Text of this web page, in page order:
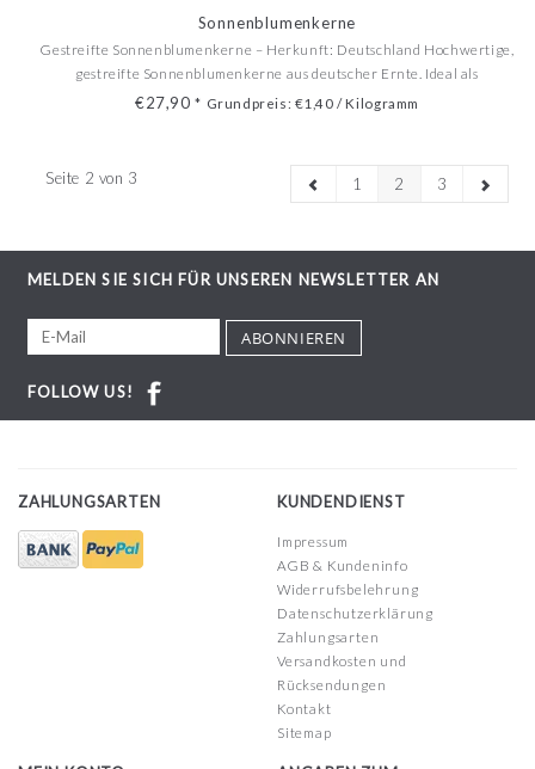
Sonnenblumenkerne
Gestreifte Sonnenblumenkerne – Herkunft: Deutschland Hochwertige,
gestreifte Sonnenblumenkerne aus deutscher Ernte. Ideal als
Einzelfuttermittel für Vögel, Nager oder zur Weiterverarbeitung.
€27,90* Grundpreis: €1,40 / Kilogramm
Seite 2 von 3 1 2 3
MELDEN SIE SICH FÜR UNSEREN NEWSLETTER AN
ABONNIEREN
FOLLOW US!
ZAHLUNGSARTEN KUNDENDIENST
Impressum
AGB & Kundeninfo
Widerrufsbelehrung
Datenschutzerklärung
Zahlungsarten
Versandkosten und
Rücksendungen
Kontakt
Sitemap